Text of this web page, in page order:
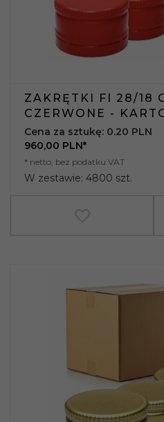
ZAKRĘTKI FI 28/18
CZERWONE -
960,00 PLN*
* netto, bez podatku VAT
W zestawie: 4800 szt.
Cena za sztukę: 0.20 PLN